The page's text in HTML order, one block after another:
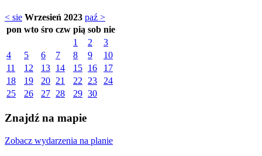
< sie Wrzesień 2023 paź >
pon wto śro czw pią sob nie
1
2
3
4
5 6 7 8 9
10
11
12 13 14 15 16
17
18
19 20 21 22 23
24
25
26 27 28 29 30
Znajdź na mapie
Zobacz wydarzenia na planie